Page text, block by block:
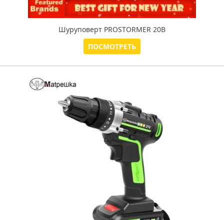
Шуруповерт PROSTORMER 20В
ПОСМОТРЕТЬ